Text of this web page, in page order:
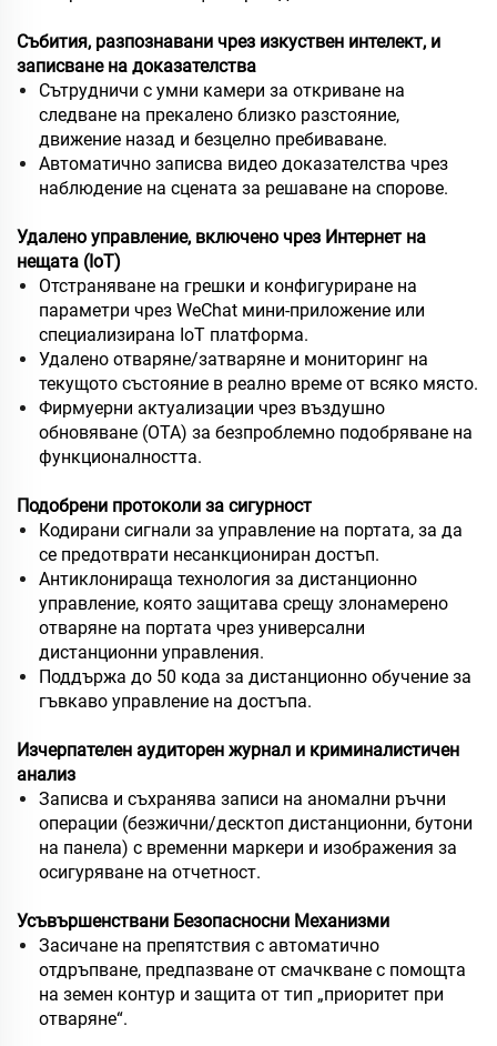
Събития, разпознавани чрез изкуствен интелект, и
записване на доказателства
Сътрудничи с умни камери за откриване на
следване на прекалено близко разстояние,
движение назад и безцелно пребиваване.
Автоматично записва видео доказателства чрез
наблюдение на сцената за решаване на спорове.
Удалено управление, включено чрез Интернет на
нещата (IoT)
Отстраняване на грешки и конфигуриране на
параметри чрез WeChat мини-приложение или
специализирана IoT платформа.
Удалено отваряне/затваряне и мониторинг на
текущото състояние в реално време от всяко място.
Фирмуерни актуализации чрез въздушно
обновяване (OTA) за безпроблемно подобряване на
функционалността.
Подобрени протоколи за сигурност
Кодирани сигнали за управление на портата, за да
се предотврати несанкциониран достъп.
Антиклонираща технология за дистанционно
управление, която защитава срещу злонамерено
отваряне на портата чрез универсални
дистанционни управления.
Поддържа до 50 кода за дистанционно обучение за
гъвкаво управление на достъпа.
Изчерпателен аудиторен журнал и криминалистичен
анализ
Записва и съхранява записи на аномални ръчни
операции (безжични/десктоп дистанционни, бутони
на панела) с временни маркери и изображения за
осигуряване на отчетност.
Усъвършенствани Безопасносни Механизми
Засичане на препятствия с автоматично
отдръпване, предпазване от смачкване с помощта
на земен контур и защита от тип „приоритет при
отваряне“.